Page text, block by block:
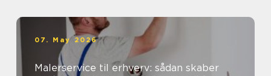
07. May 2026
Malerservice til erhverv: sådan skaber